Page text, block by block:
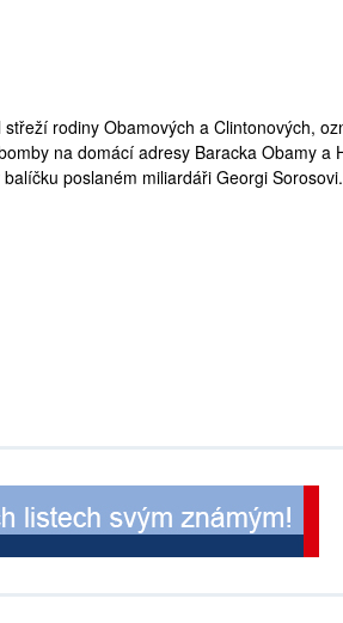
rodiny Obamových a Clintonových,
na domácí adresy Baracka Obamy a
poslaném miliardáři Georgi